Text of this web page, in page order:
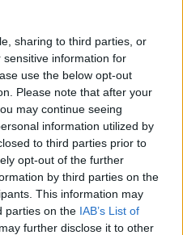
sharing to third parties, or
information for
use the below opt-out
Please note that after your
may continue seeing
information utilized by
to third parties prior to
opt-out of the further
by third parties on the
This information may
parties on the IAB’s List of
further disclose it to other
Φόρουμ Δελφών: LIVE η
συζήτηση Μητσοτάκη με
τον Peter Spiegel των
Financial Times
28/04/2023 - 20:13